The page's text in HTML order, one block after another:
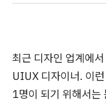
최근 디자인 업계에
UIUX 디자이너. 이런
1명이 되기 위해서는